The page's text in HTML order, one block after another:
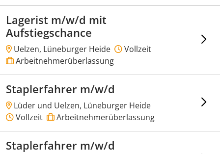
Lagerist m/w/d mit
Aufstiegschance
Uelzen, Lüneburger Heide
Vollzeit
Arbeitnehmerüberlassung
Staplerfahrer m/w/d
Lüder und Uelzen, Lüneburger Heide
Vollzeit
Arbeitnehmerüberlassung
Staplerfahrer m/w/d